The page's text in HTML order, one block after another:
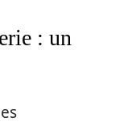
: un